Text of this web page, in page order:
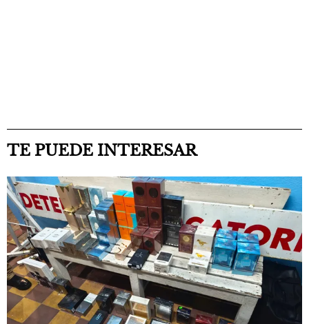
TE PUEDE INTERESAR